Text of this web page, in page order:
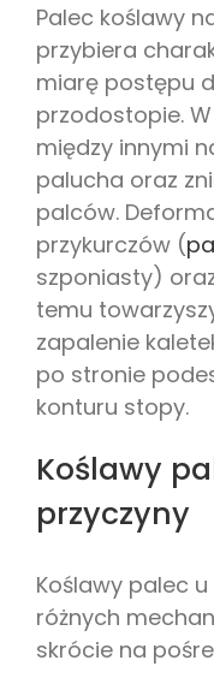
Palec koślawy
przybiera
miarę postępu
przodostopie.
między innymi
palucha oraz
palców.
przykurczów (
szponiasty)
temu
zapalenie
po stronie
konturu stopy.
Koślawy
przyczyny
Koślawy palec
różnych
skrócie na